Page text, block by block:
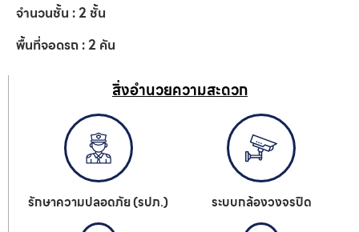
จำนวนชั้น : 2 ชั้น
พื้นที่จอดรถ : 2 คัน
สิ่งอำนวยความสะดวก
รักษาความปลอดภัย (รปภ.) ระบบกล้องวงจรปิด